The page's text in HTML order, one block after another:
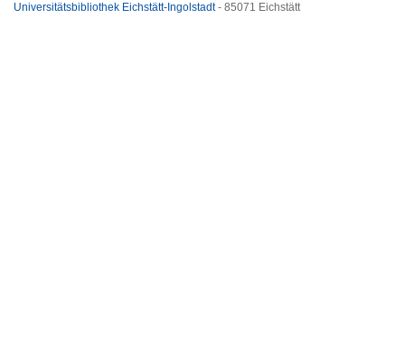
Universitätsbibliothek Eichstätt-Ingolstadt- 85071 Eichstätt